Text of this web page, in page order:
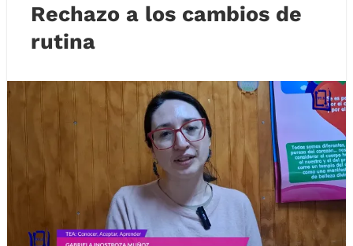
Rechazo a los cambios de
rutina